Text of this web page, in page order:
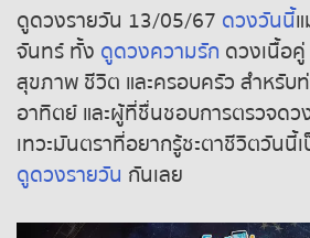
ถ่ายทอดสดหวยออมสิน
ถ่ายทอดสดหวยธกส.
ถ่ายทอดสดหวยลาว
ดูดวงรายวัน 13/05/67 ดวงวันนี้
จันทร์ ทั้ง ดูดวงความรัก ดวงเนื้อ
สุขภาพ ชีวิต และครอบครัว สำหรับ
อาทิตย์ และผู้ที่ชื่นชอบการตรวจดว
เทวะมันตราที่อยากรู้ชะตาชีวิตวันนี้
ดูดวงรายวัน กันเลย